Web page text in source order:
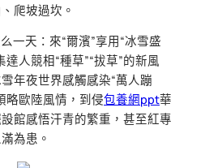
爬坡過坎。
一天：來“爾濱”享用“冰雪盛
人競相“種草”“拔草”的新風
年夜世界感觸感染“萬人蹦
略歐陸風情，到侵包養網ppt華
館感悟汗青的繁重，甚至紅專
為患。